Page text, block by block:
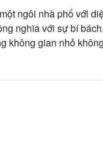
ngôi nhà phố với
nghĩa với sự bí
không gian nhỏ